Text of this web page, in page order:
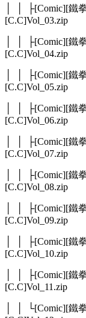
│ │ ├[Comic][鐵
[C.C]Vol_03.zip
│ │ ├[Comic][鐵
[C.C]Vol_04.zip
│ │ ├[Comic][鐵
[C.C]Vol_05.zip
│ │ ├[Comic][鐵
[C.C]Vol_06.zip
│ │ ├[Comic][鐵
[C.C]Vol_07.zip
│ │ ├[Comic][鐵
[C.C]Vol_08.zip
│ │ ├[Comic][鐵
[C.C]Vol_09.zip
│ │ ├[Comic][鐵
[C.C]Vol_10.zip
│ │ ├[Comic][鐵
[C.C]Vol_11.zip
│ │ └[Comic][鐵